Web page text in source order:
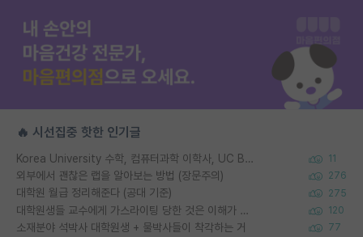
🔥 시선집중 핫한 인기글
Korea University 수학, 컴퓨터과학 이학사, UC Berkeley 산업공학 대학원 공학박사가 되는 것은 쉽지 않겠죠? 11
외부에서 괜찮은 랩을 알아보는 방법 (장문주의) 276
대학원 월급 정리해준다 (공대 기준) 275
대학원생들 교수에게 가스라이팅 당한 것은 이해가 갑니다. 안타깝네요. 120
소재분야 석박사 대학원생 + 물박사들이 착각하는 거 77